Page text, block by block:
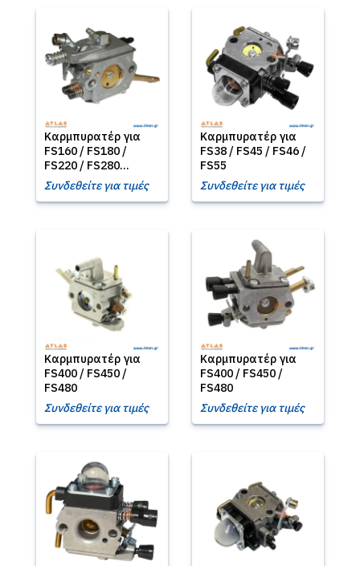
Καρμπυρατέρ για
FS160 / FS180 /
FS220 / FS280...
Συνδεθείτε για τιμές
Καρμπυρατέρ για
FS38 / FS45 / FS46 /
FS55
Συνδεθείτε για τιμές
Καρμπυρατέρ για
FS400 / FS450 /
FS480
Συνδεθείτε για τιμές
Καρμπυρατέρ για
FS400 / FS450 /
FS480
Συνδεθείτε για τιμές